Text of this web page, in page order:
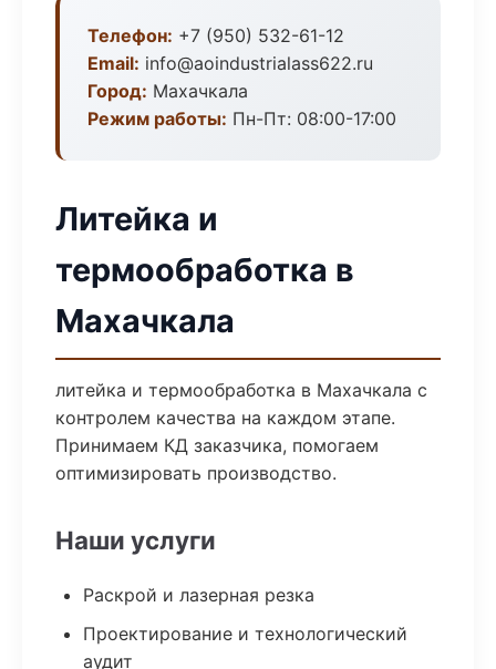
Телефон: +7 (950) 532-61-12
Email: info@aoindustrialass622.ru
Город: Махачкала
Режим работы: Пн-Пт: 08:00-17:00
Литейка и
термообработка в
Махачкала
литейка и термообработка в Махачкала с
контролем качества на каждом этапе.
Принимаем КД заказчика, помогаем
оптимизировать производство.
Наши услуги
Раскрой и лазерная резка
Проектирование и технологический
аудит